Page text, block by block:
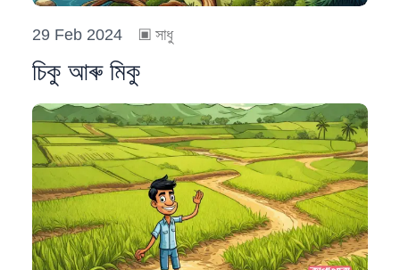
29 Feb 2024 ▣ সাধু
চিকু আৰু মিকু